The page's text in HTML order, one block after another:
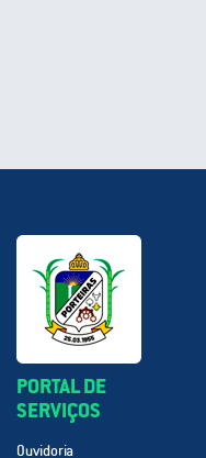
PORTAL DE
SERVIÇOS
Ouvidoria